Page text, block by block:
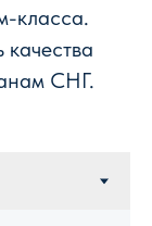
класса.
СНГ.